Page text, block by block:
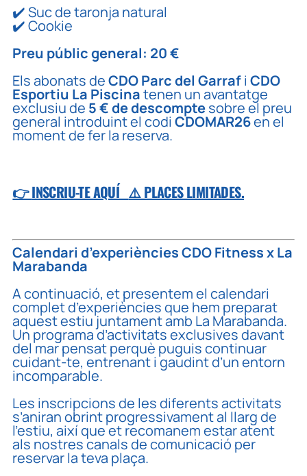
✔️ Suc de taronja natural
✔️ Cookie
Preu públic general: 20 €
Els abonats deCDO Parc del GarrafiCDO
Esportiu La Piscinatenen un avantatge
exclusiu de 5 € de descomptesobre el preu
general introduint el codiCDOMAR26en el
moment de fer la reserva.
👉INSCRIU-TE AQUÍ ⚠️ PLACES LIMITADES.
Calendari d’experiències CDO Fitness x La
Marabanda
A continuació, et presentem el calendari
complet d’experiències que hem preparat
aquest estiu juntament amb La Marabanda.
Un programa d’activitats exclusives davant
del mar pensat perquè puguis continuar
cuidant-te, entrenant i gaudint d’un entorn
incomparable.
Les inscripcions de les diferents activitats
s’aniran obrint progressivament al llarg de
l’estiu, així que et recomanem estar atent
als nostres canals de comunicació per
reservar la teva plaça.